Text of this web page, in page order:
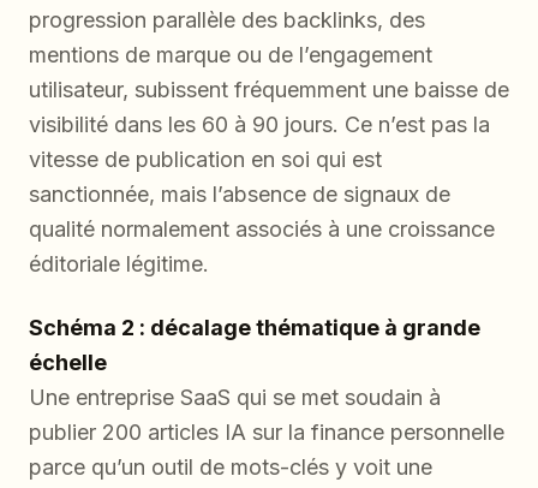
progression parallèle des backlinks, des
mentions de marque ou de l’engagement
utilisateur, subissent fréquemment une baisse de
visibilité dans les 60 à 90 jours. Ce n’est pas la
vitesse de publication en soi qui est
sanctionnée, mais l’absence de signaux de
qualité normalement associés à une croissance
éditoriale légitime.
Schéma 2 : décalage thématique à grande
échelle
Une entreprise SaaS qui se met soudain à
publier 200 articles IA sur la finance personnelle
parce qu’un outil de mots-clés y voit une